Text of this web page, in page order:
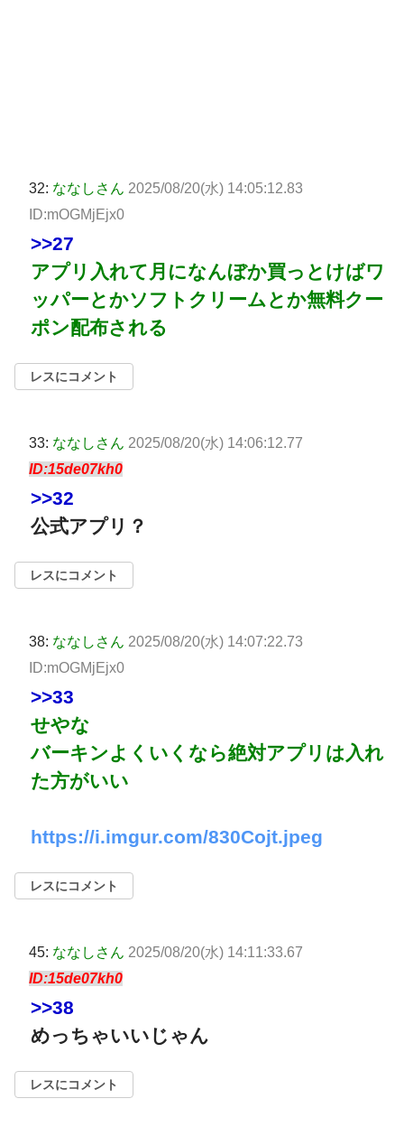
32: ななしさん 2025/08/20(水) 14:05:12.83
ID:mOGMjEjx0
>>27
アプリ入れて月になんぼか買っとけばワ
ッパーとかソフトクリームとか無料クー
ポン配布される
レスにコメント
33: ななしさん 2025/08/20(水) 14:06:12.77
ID:15de07kh0
>>32
公式アプリ？
レスにコメント
38: ななしさん 2025/08/20(水) 14:07:22.73
ID:mOGMjEjx0
>>33
せやな
バーキンよくいくなら絶対アプリは入れ
た方がいい
https://i.imgur.com/830Cojt.jpeg
レスにコメント
45: ななしさん 2025/08/20(水) 14:11:33.67
ID:15de07kh0
>>38
めっちゃいいじゃん
レスにコメント